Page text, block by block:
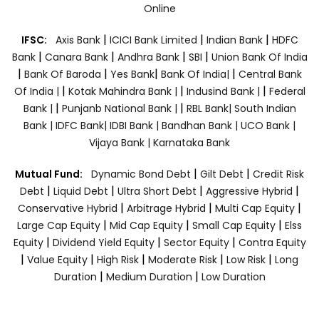
Online
IFSC: Axis Bank | ICICI Bank Limited | Indian Bank | HDFC
Bank| Canara Bank | Andhra Bank| SBI | Union Bank Of India
| Bank Of Baroda | Yes Bank| Bank Of India| | Central Bank
Of India | | Kotak Mahindra Bank | | Indusind Bank | | Federal
Bank | | Punjanb National Bank | | RBL Bank| South Indian
Bank | IDFC Bank| IDBI Bank | Bandhan Bank | UCO Bank |
Vijaya Bank | Karnataka Bank
Mutual Fund: Dynamic Bond Debt | Gilt Debt | Credit Risk
Debt | Liquid Debt | Ultra Short Debt | Aggressive Hybrid |
Conservative Hybrid | Arbitrage Hybrid | Multi Cap Equity |
Large Cap Equity | Mid Cap Equity | Small Cap Equity | Elss
Equity| Dividend Yield Equity| Sector Equity | Contra Equity
| Value Equity | High Risk | Moderate Risk | Low Risk | Long
Duration | Medium Duration | Low Duration